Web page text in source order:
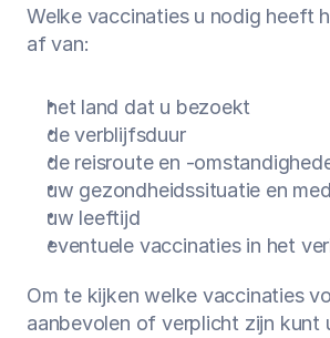
Welke vaccinaties u nodig heeft
af van:
het land dat u bezoekt
de verblijfsduur
de reisroute en -
uw gezondheidssituatie en
uw leeftijd
eventuele vaccinaties in het
Om te kijken welke vaccinaties
aanbevolen of verplicht zijn kunt